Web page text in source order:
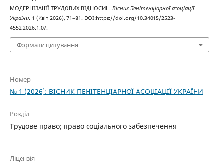
МОДЕРНІЗАЦІЇ ТРУДОВИХ ВІДНОСИН. Вісник Пенітенціарної асоціації
України. 1 (Квіт 2026), 71–81. DOI:https://doi.org/10.34015/2523-
4552.2026.1.07.
Формати цитування
Номер
№ 1 (2026): ВІСНИК ПЕНІТЕНЦІАРНОЇ АСОЦІАЦІЇ УКРАЇНИ
Розділ
Трудове право; право соціального забезпечення
Ліцензія